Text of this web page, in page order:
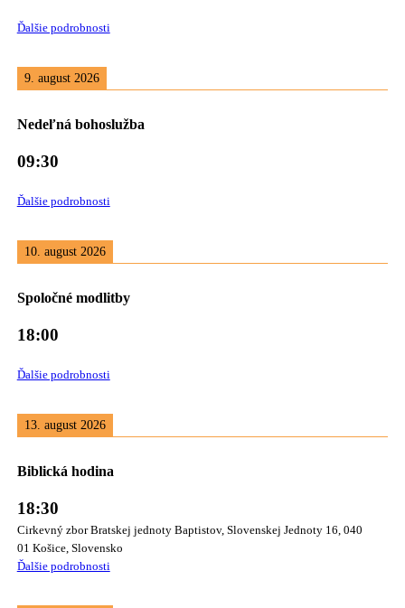
Ďalšie podrobnosti
9. august 2026
Nedeľná bohoslužba
09:30
Ďalšie podrobnosti
10. august 2026
Spoločné modlitby
18:00
Ďalšie podrobnosti
13. august 2026
Biblická hodina
18:30
Cirkevný zbor Bratskej jednoty Baptistov, Slovenskej Jednoty 16, 040
01 Košice, Slovensko
Ďalšie podrobnosti